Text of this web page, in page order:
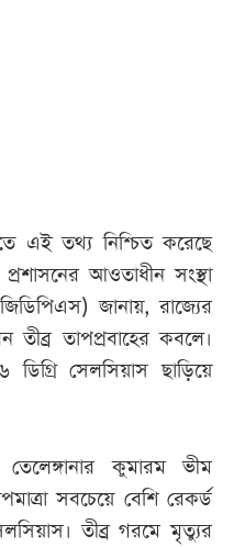
এই তথ্য নিশ্চিত করেছে
প্রশাসনের আওতাধীন সংস্থা
জানায়, রাজ্যের
তাপপ্রবাহের কবলে।
সেলসিয়াস ছাড়িয়ে
কুমারম ভীম
সবচেয়ে বেশি রেকর্ড
তীব্র গরমে মৃত্যুর